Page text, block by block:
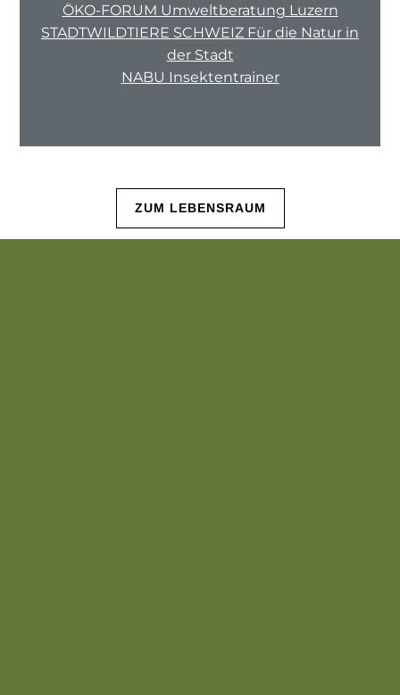
ÖKO-FORUM Umweltberatung Luzern
STADTWILDTIERE SCHWEIZ Für die Natur in
der Stadt
NABU Insektentrainer
ZUM LEBENSRAUM